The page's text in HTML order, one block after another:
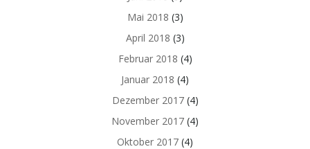
Mai 2018 (3)
April 2018 (3)
Februar 2018 (4)
Januar 2018 (4)
Dezember 2017(4)
November 2017 (4)
Oktober 2017 (4)